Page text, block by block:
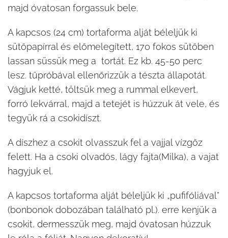
majd óvatosan forgassuk bele.
A kapcsos (24 cm) tortaforma alját béleljük ki
sütőpapírral és előmelegített, 170 fokos sütőben
lassan süssük meg a tortát. Ez kb. 45-50 perc
lesz. tűpróbával ellenőrizzük a tészta állapotát.
Vágjuk ketté, töltsük meg a rummal elkevert,
forró lekvárral, majd a tetejét is húzzuk át vele, és
tegyük rá a csokidíszt.
A díszhez a csokit olvasszuk fel a vajjal vízgőz
felett. Ha a csoki olvadós, lágy fajta(Milka), a vajat
hagyjuk el.
A kapcsos tortaforma alját béleljük ki „pufifóliával”
(bonbonok dobozában található pl.). erre kenjük a
csokit, dermesszük meg, majd óvatosan húzzuk